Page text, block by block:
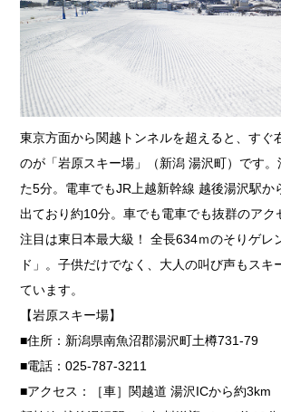
東京方面から関越トンネルを超えると、すぐ
のが「岩原スキー場」（新潟 湯沢町）です。
た5分。電車でもJR上越新幹線 越後湯沢駅か
出ており約10分。車でも電車でも抜群のアク
注目は東日本最大級！ 全長634ｍのそりゲレ
ド」。子供だけでなく、大人の叫び声もスキ
ています。
【岩原スキー場】
■住所：新潟県南魚沼郡湯沢町土樽731-79
■電話：025-787-3211
■アクセス：［車］関越道 湯沢ICから約